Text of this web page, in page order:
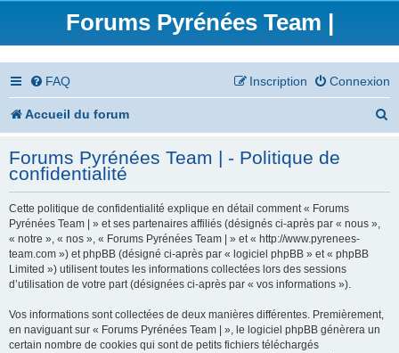
Forums Pyrénées Team |
FAQ Connexion
Inscription
Accueil du forum
h
Forums Pyrénées Team | - Politique de
confidentialité
Cette politique de confidentialité explique en détail comment « Forums
Pyrénées Team | » et ses partenaires affiliés (désignés ci-après par « nous »,
« notre », « nos », « Forums Pyrénées Team | » et « http://www.pyrenees-
team.com ») et phpBB (désigné ci-après par « logiciel phpBB » et « phpBB
Limited ») utilisent toutes les informations collectées lors des sessions
d’utilisation de votre part (désignées ci-après par « vos informations »).
Vos informations sont collectées de deux manières différentes. Premièrement,
en naviguant sur « Forums Pyrénées Team | », le logiciel phpBB génèrera un
certain nombre de cookies qui sont de petits fichiers téléchargés